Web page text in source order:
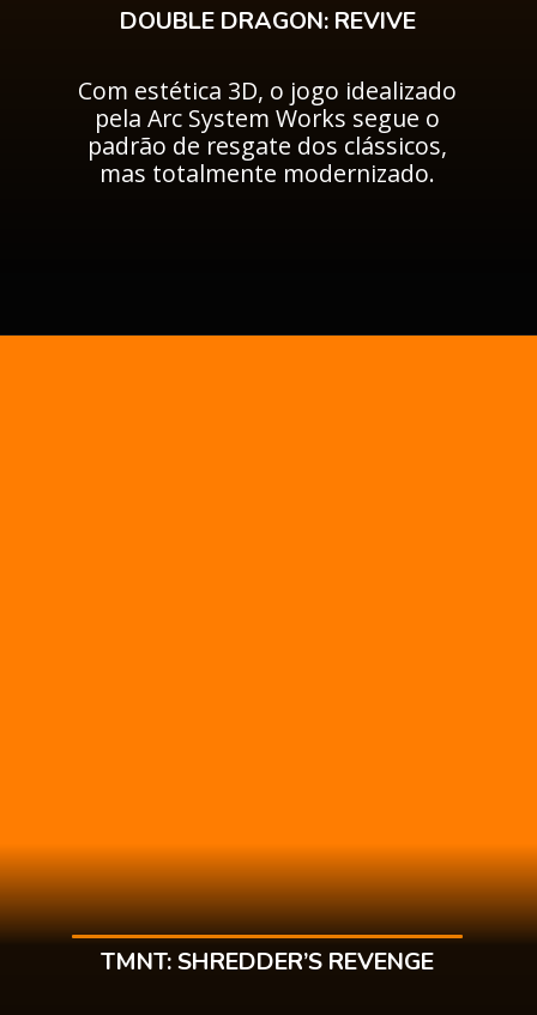
DOUBLE DRAGON: REVIVE
Com estética 3D, o jogo idealizado
pela Arc System Works segue o
padrão de resgate dos clássicos,
mas totalmente modernizado.
TMNT: SHREDDER’S REVENGE